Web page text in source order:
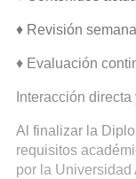
♦ Revisión
♦ Evaluación
Interacción
Al finalizar la
requisitos
por la Universidad